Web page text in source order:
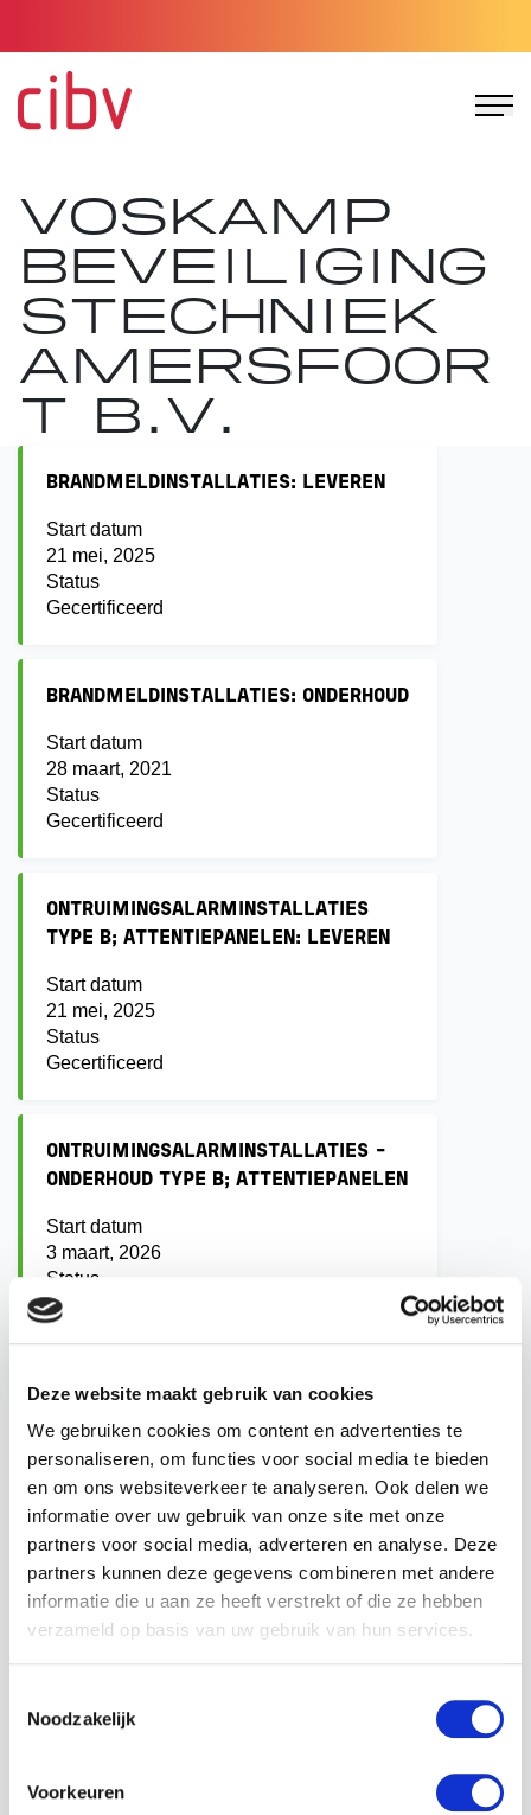
Deze website maakt gebruik van cookies
We gebruiken cookies om content en advertenties te
personaliseren, om functies voor social media te bieden
en om ons websiteverkeer te analyseren. Ook delen we
informatie over uw gebruik van onze site met onze
partners voor social media, adverteren en analyse. Deze
partners kunnen deze gegevens combineren met andere
informatie die u aan ze heeft verstrekt of die ze hebben
verzameld op basis van uw gebruik van hun services.
Noodzakelijk
Voorkeuren
VOSKAMP
BEVEILIGING
STECHNIEK
AMERSFOOR
T B.V.
BRANDMELDINSTALLATIES: LEVEREN
Start datum
21 mei, 2025
Status
Gecertificeerd
BRANDMELDINSTALLATIES: ONDERHOUD
Start datum
28 maart, 2021
Status
Gecertificeerd
ONTRUIMINGSALARMINSTALLATIES
TYPE B; ATTENTIEPANELEN: LEVEREN
Start datum
21 mei, 2025
Status
Gecertificeerd
ONTRUIMINGSALARMINSTALLATIES -
ONDERHOUD TYPE B; ATTENTIEPANELEN
Start datum
3 maart, 2026
Status
Gecertificeerd
BORG ELEKTRONISCH
BEVEILIGINGSBEDRIJF
Start datum
15 juli, 2024
Status
Gecertificeerd
BORG BOUWKUNDIG
Start datum
15 juli, 2024
31 december, 2025